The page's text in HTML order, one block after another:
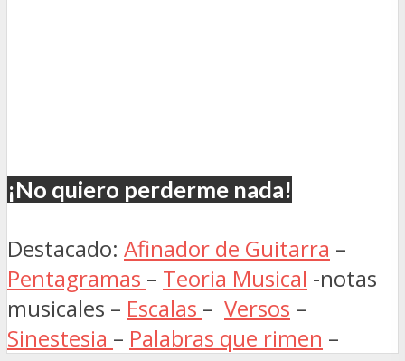
¡No quiero perderme nada!
Destacado: Afinador de Guitarra –
Pentagramas – Teoria Musical -notas
musicales – Escalas – Versos –
Sinestesia – Palabras que rimen –